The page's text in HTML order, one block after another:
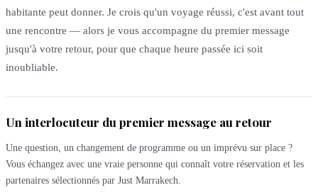
habitante peut donner. Je crois qu'un voyage réussi, c'est avant tout
une rencontre — alors je vous accompagne du premier message
jusqu'à votre retour, pour que chaque heure passée ici soit
inoubliable.
Un interlocuteur du premier message au retour
Une question, un changement de programme ou un imprévu sur place ?
Vous échangez avec une vraie personne qui connaît votre réservation et les
partenaires sélectionnés par Just Marrakech.